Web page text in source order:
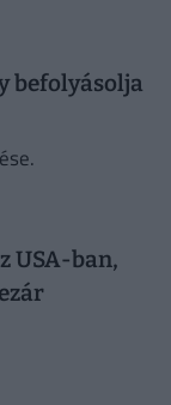
befolyásolja
USA-ban,